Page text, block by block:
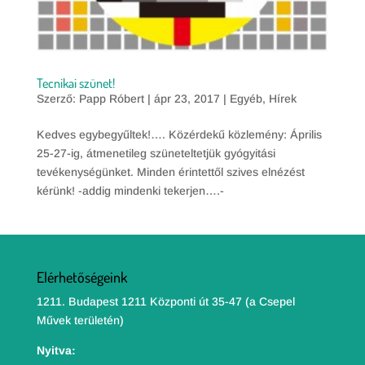
Tecnikai szünet!
Szerző: Papp Róbert| ápr 23, 2017 | Egyéb, Hírek
Kedves egybegyűltek!…. Közérdekű közlemény: Április
25-27-ig, átmenetileg szüneteltetjük gyógyitási
tevékenységünket. Minden érintettől szives elnézést
kérünk! -addig mindenki tekerjen….-
Elérhetőségeink
1211. Budapest 1211 Központi út 35-47 (a Csepel
Művek területén)
Nyitva: